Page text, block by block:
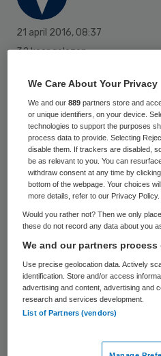
21 april 2016, 08:37
32 keer gelezen
De raad van toezicht
Maartenskliniek heeft
april een nieuwe
Mike Leers is
René Penning de
Het is de bedoeling
binnen afzienbare
voorzittershamer van
Leers is sinds 2009 lid
toezicht en fungeert
vicevoorzitter.
Leers volgt Vincent
We Care About Your Privacy
We and our889 partners store and
or unique identifiers, on your device.
technologies to support the purposes
process data to provide. Selecting
disable them. If trackers are disabled,
be as relevant to you. You can
withdraw consent at any time by
bottom of the webpage. Your choices
more details, refer to our Privacy Policy.
Would you rather not? Then we only
these do not record any data about you
We and our partners
Use precise geolocation data. Actively
identification. Store and/or access
advertising and content, advertising and
research and services development.
List of Partners (vendors)